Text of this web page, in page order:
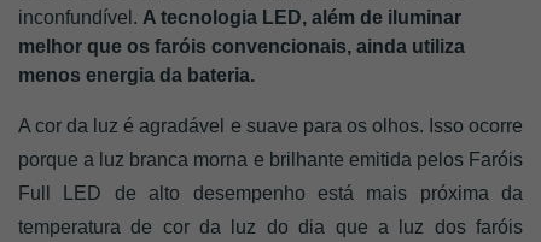
inconfundível. A tecnologia LED, além de iluminar
melhor que os faróis convencionais, ainda utiliza
menos energia da bateria.
A cor da luz é agradável e suave para os olhos. Isso ocorre
porque a luz branca morna e brilhante emitida pelos Faróis
Full LED de alto desempenho está mais próxima da
temperatura de cor da luz do dia que a luz dos faróis